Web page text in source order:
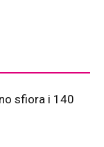
sfiora i 140